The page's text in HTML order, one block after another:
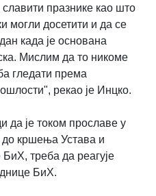
празнике као што
могли досетити и да се
када је основана
Мислим да то никоме
гледати према
рекао је Инцко.
да је током прославе у
кршења Устава и
треба да реагује
БиХ.